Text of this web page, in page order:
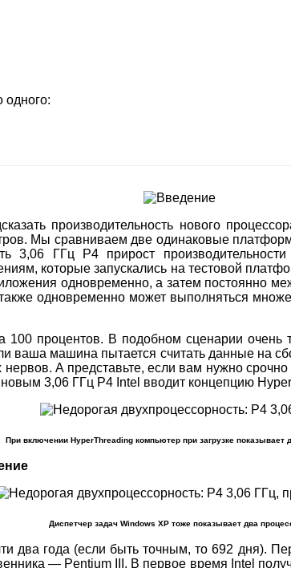
одного:
производительность нового
Мы сравниваем две одинаковые
3,06 ГГц P4 прирост
которые запускались на тестовой
одновременно, а затем постоянно
одновременно может выполняться
100 процентов. В подобном сценарии
машина пытается считать данные на
А представьте, если вам нужно
3,06 ГГц P4 Intel вводит концепцию
При включении HyperThreading компьютер при загрузке показывает
Диспетчер задач Windows XP тоже показывает два
два года (если быть точным, то 692 дня).
— Pentium III. В первое время Intel